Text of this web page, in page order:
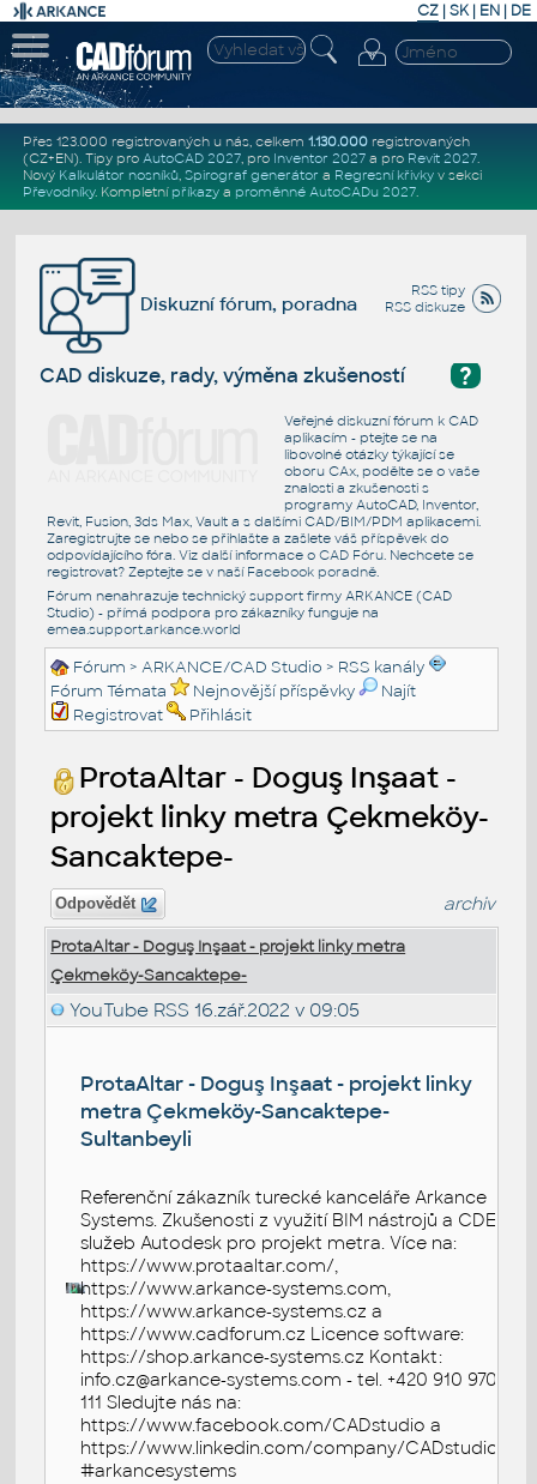
CZ | SK| EN | DE
Přes 123.000 registrovaných u nás, celkem 1.130.000registrovaných
(CZ+EN). Tipy pro AutoCAD 2027, pro Inventor 2027a pro Revit 2027.
Nový Kalkulátor nosníků, Spirograf generátor a Regresní křivkyv sekci
Převodníky. Kompletní příkazya proměnné AutoCADu 2027.
RSS tipy
RSS diskuze
Diskuzní fórum, poradna
?
CAD diskuze, rady, výměna zkušeností
Veřejné diskuzní fórum k CAD
aplikacím - ptejte se na
libovolné otázky týkající se
oboru CAx, podělte se o vaše
znalosti a zkušenosti s
programy AutoCAD, Inventor,
Revit, Fusion, 3ds Max, Vault a s dalšími CAD/BIM/PDM aplikacemi.
Zaregistrujte se nebo se přihlašte a zašlete váš příspěvek do
odpovídajícího fóra. Viz další informace o CAD Fóru. Nechcete se
registrovat? Zeptejte se v naší Facebook poradně.
Fórum nenahrazuje technický support firmy ARKANCE (CAD
Studio) - přímá podpora pro zákazníky funguje na
emea.support.arkance.world
Fórum >ARKANCE/CAD Studio > RSS kanály
Fórum Témata
Nejnovější příspěvky
Najít
Registrovat
Přihlásit
ProtaAltar - Doguş Inşaat -
projekt linky metra Çekmeköy-
Sancaktepe-
Odpovědět archiv
ProtaAltar - Doguş Inşaat - projekt linky metra
Çekmeköy-Sancaktepe-
YouTube RSS 16.zář.2022 v 09:05
ProtaAltar - Doguş Inşaat - projekt linky
metra Çekmeköy-Sancaktepe-
Sultanbeyli
Referenční zákazník turecké kanceláře Arkance
Systems. Zkušenosti z využití BIM nástrojů a CDE
služeb Autodesk pro projekt metra. Více na:
https://www.protaaltar.com/,
https://www.arkance-systems.com,
https://www.arkance-systems.cz a
https://www.cadforum.cz Licence software:
https://shop.arkance-systems.cz Kontakt:
info.cz@arkance-systems.com - tel. +420 910 970
111 Sledujte nás na:
https://www.facebook.com/CADstudio a
https://www.linkedin.com/company/CADstudio
#arkancesystems